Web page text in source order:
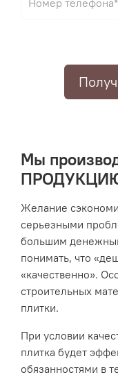
Мы
Желание
серьезными
большим
понимать, что
«качественно».
строительных
плитки.
При условии
плитка будет
обязанностями в